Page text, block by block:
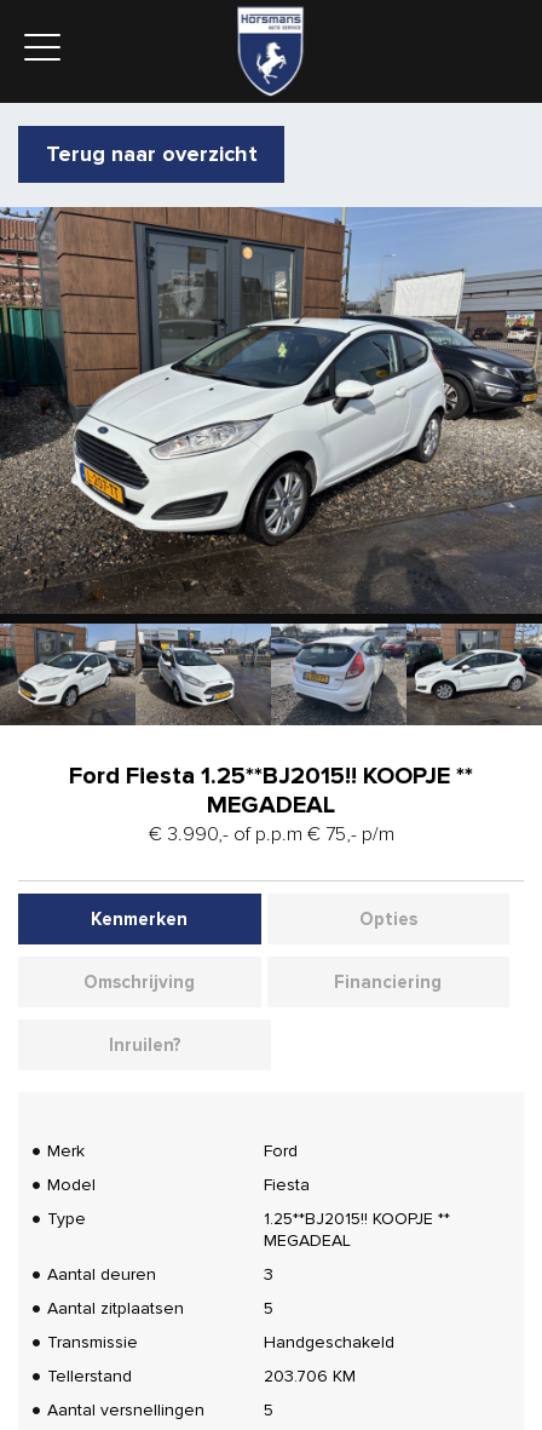
Terug naar overzicht
Ford Fiesta 1.25**BJ2015!! KOOPJE **
MEGADEAL
€ 3.990,- of p.p.m € 75,- p/m
Kenmerken Opties
Omschrijving Financiering
Inruilen?
Merk
Ford
Model
Fiesta
Type
1.25**BJ2015!! KOOPJE **
MEGADEAL
Aantal deuren
3
Aantal zitplaatsen
5
Transmissie
Handgeschakeld
Tellerstand
203.706 KM
Aantal versnellingen
5